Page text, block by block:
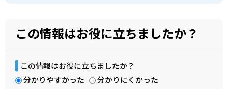
この情報はお役に立ちましたか？
この情報はお役に立ちましたか？
分かりやすかった
分かりにくかった